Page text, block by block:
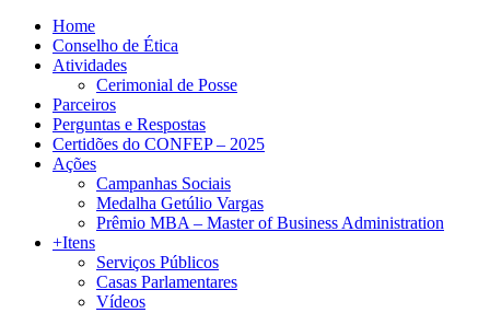
Home
Conselho de Ética
Atividades
Cerimonial de Posse
Parceiros
Perguntas e Respostas
Certidões do CONFEP – 2025
Ações
Campanhas Sociais
Medalha Getúlio Vargas
Prêmio MBA – Master of Business Administration
+Itens
Serviços Públicos
Casas Parlamentares
Vídeos